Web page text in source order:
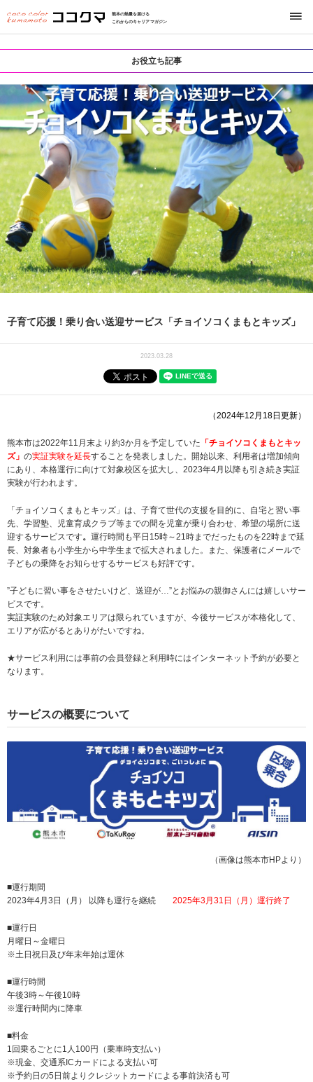
熊本の熱量を届ける
これからのキャリアマガジン
お役立ち記事
子育て応援！乗り合い送迎サービス「チョイソコくまもとキッズ」
2023.03.28
（2024年12月18日更新）
熊本市は2022年11月末より約3か月を予定していた 「チョイソコくまもとキッ
ズ」 の実証実験を延長することを発表しました。開始以来、利用者は増加傾向
にあり、本格運行に向けて対象校区を拡大し、2023年4月以降も引き続き実証
実験が行われます。
「チョイソコくまもとキッズ」は、子育て世代の支援を目的に、自宅と習い事
先、学習塾、児童育成クラブ等までの間を児童が乗り合わせ、希望の場所に送
迎するサービスです。 運行時間も平日15時～21時までだったものを22時まで延
長、対象者も小学生から中学生まで拡大されました。また、保護者にメールで
子どもの乗降をお知らせするサービスも好評です。
”子どもに習い事をさせたいけど、送迎が…”とお悩みの親御さんには嬉しいサー
ビスです。
実証実験のため対象エリアは限られていますが、今後サービスが本格化して、
エリアが広がるとありがたいですね。
★サービス利用には事前の会員登録と利用時にはインターネット予約が必要と
なります。
サービスの概要について
（画像は熊本市HPより）
■運行期間
2023年4月3日（月） 以降も運行を継続 2025年3月31日（月）運行終了
■運行日
月曜日～金曜日
※土日祝日及び年末年始は運休
■運行時間
午後3時～午後10時
※運行時間内に降車
■料金
1回乗るごとに1人100円（乗車時支払い）
※現金、交通系ICカードによる支払い可
※予約日の5日前よりクレジットカードによる事前決済も可